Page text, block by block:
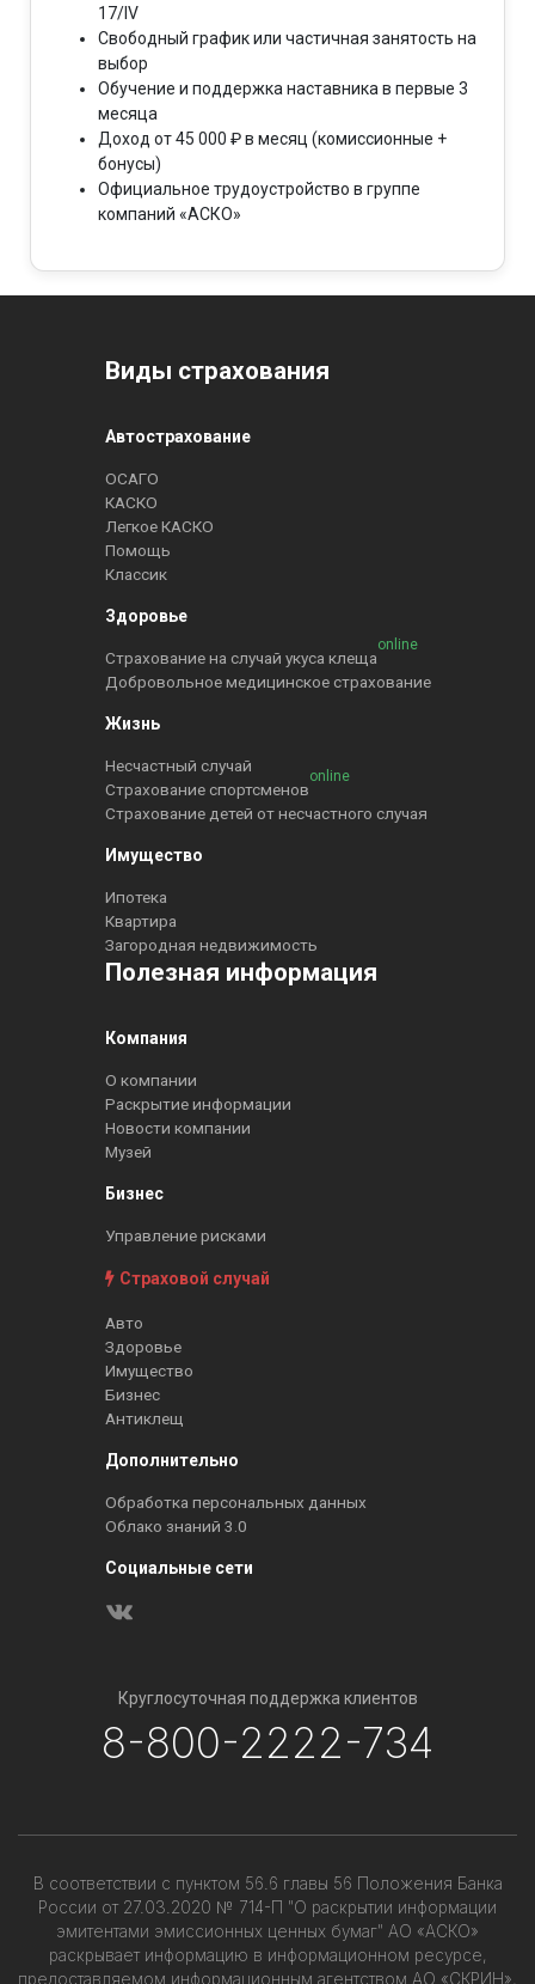
17/IV
Свободный график или частичная занятость на
выбор
Обучение и поддержка наставника в первые 3
месяца
Доход от 45 000 ₽ в месяц (комиссионные +
бонусы)
Официальное трудоустройство в группе
компаний «АСКО»
Виды страхования
Автострахование
ОСАГО
КАСКО
Легкое КАСКО
Помощь
Классик
Здоровье
Страхование на случай укуса клеща
online
Добровольное медицинское страхование
Жизнь
Несчастный случай
Страхование спортсменов
online
Страхование детей от несчастного случая
Имущество
Ипотека
Квартира
Загородная недвижимость
Полезная информация
Компания
О компании
Раскрытие информации
Новости компании
Музей
Бизнес
Управление рисками
Страховой случай
Авто
Здоровье
Имущество
Бизнес
Антиклещ
Дополнительно
Обработка персональных данных
Облако знаний 3.0
Социальные сети
Круглосуточная поддержка клиентов
8-800-2222-734
В соответствии с пунктом 56.6 главы 56 Положения Банка
России от 27.03.2020 № 714-П "О раскрытии информации
эмитентами эмиссионных ценных бумаг" АО «АСКО»
раскрывает информацию в информационном ресурсе,
предоставляемом информационным агентством АО «СКРИН»,